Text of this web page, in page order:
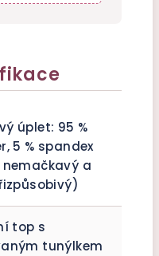
úplet: 95 %
5 % spandex
nemačkavý a
top s
tunýlkem